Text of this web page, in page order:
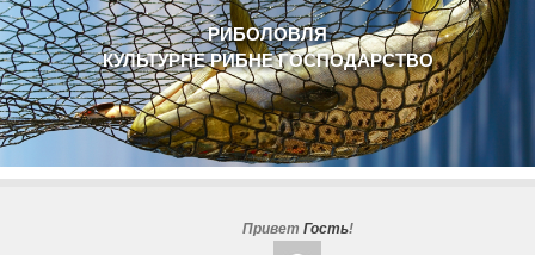
РИБОЛОВЛЯ
КУЛЬТУРНЕ РИБНЕ ГОСПОДАРСТВО
Привет Гость!